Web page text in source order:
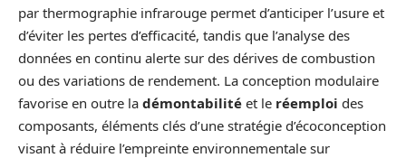
par thermographie infrarouge permet d’anticiper l’usure et
d’éviter les pertes d’efficacité, tandis que l’analyse des
données en continu alerte sur des dérives de combustion
ou des variations de rendement. La conception modulaire
favorise en outre la démontabilité et le réemploi des
composants, éléments clés d’une stratégie d’écoconception
visant à réduire l’empreinte environnementale sur